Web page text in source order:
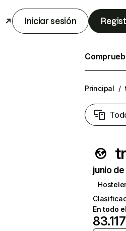
Iniciar sesión
Principal /
junio
En todo
83.117